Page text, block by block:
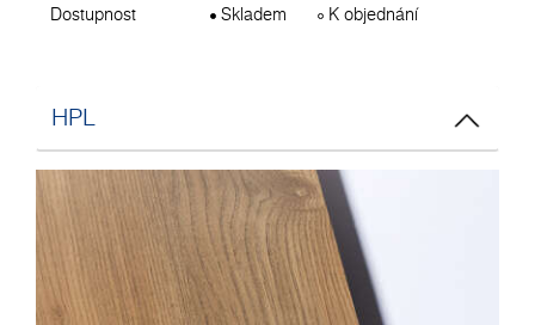
Dostupnost Skladem K objednání
HPL